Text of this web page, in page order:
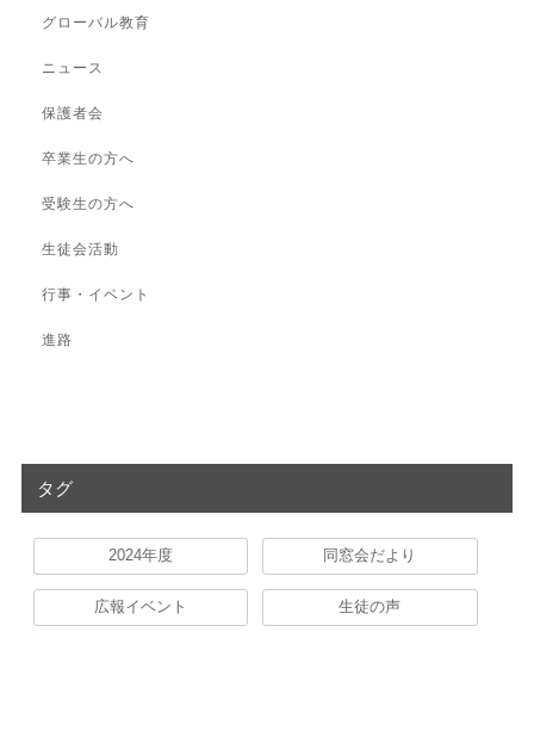
グローバル教育
ニュース
保護者会
卒業生の方へ
受験生の方へ
生徒会活動
行事・イベント
進路
タグ
2024年度 同窓会だより
広報イベント 生徒の声